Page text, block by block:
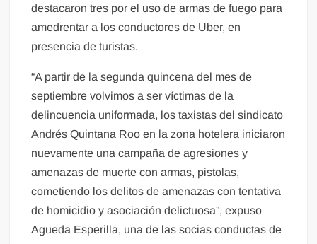
destacaron tres por el uso de armas de fuego para
amedrentar a los conductores de Uber, en
presencia de turistas.
“A partir de la segunda quincena del mes de
septiembre volvimos a ser víctimas de la
delincuencia uniformada, los taxistas del sindicato
Andrés Quintana Roo en la zona hotelera iniciaron
nuevamente una campaña de agresiones y
amenazas de muerte con armas, pistolas,
cometiendo los delitos de amenazas con tentativa
de homicidio y asociación delictuosa”, expuso
Agueda Esperilla, una de las socias conductas de